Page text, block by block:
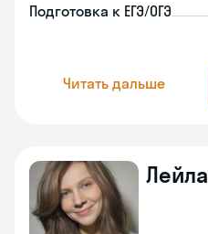
Подготовка к ЕГЭ/ОГЭ
Читать дальше
Лейла